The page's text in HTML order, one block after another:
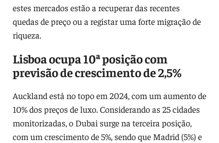
estes mercados estão a recuperar das recentes
quedas de preço ou a registar uma forte migração de
riqueza.
Lisboa ocupa 10ª posição com
previsão de crescimento de 2,5%
Auckland está no topo em 2024, com um aumento de
10% dos preços de luxo. Considerando as 25 cidades
monitorizadas, o Dubai surge na terceira posição,
com um crescimento de 5%, sendo que Madrid (5%) e